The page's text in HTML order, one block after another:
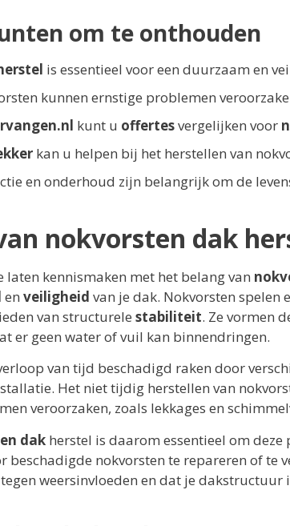
om te onthouden
is essentieel voor een duurzaam en
kunnen ernstige problemen
kunt u offertesvergelijken voor
kan u helpen bij het herstellen van
en onderhoud zijn belangrijk om de
nokvorsten dak
kennismaken met het belang van
en veiligheid van je dak. Nokvorsten spelen
van structurele stabiliteit. Ze vormen
er geen water of vuil kan binnendringen.
van tijd beschadigd raken door
Het niet tijdig herstellen van
veroorzaken, zoals lekkages en
dak herstel is daarom essentieel om
beschadigde nokvorsten te repareren of te
weersinvloeden en dat je